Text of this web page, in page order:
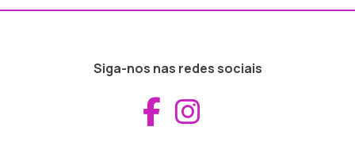
Siga-nos nas redes sociais
Aceder ao